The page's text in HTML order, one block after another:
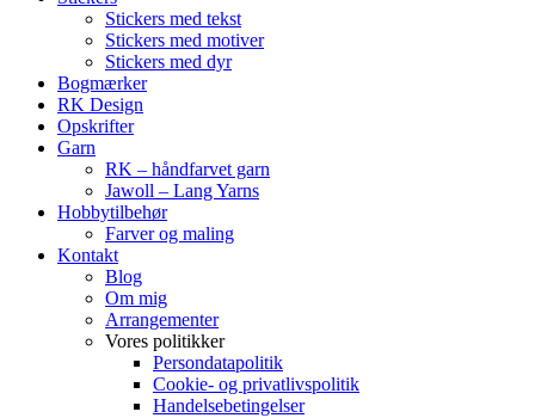
Stickers med tekst
Stickers med motiver
Stickers med dyr
Bogmærker
RK Design
Opskrifter
Garn
RK – håndfarvet garn
Jawoll – Lang Yarns
Hobbytilbehør
Farver og maling
Kontakt
Blog
Om mig
Arrangementer
Vores politikker
Persondatapolitik
Cookie- og privatlivspolitik
Handelsebetingelser